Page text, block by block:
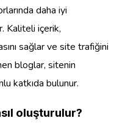
daha iyi
Kaliteli içerik,
sağlar ve site trafiğini
bloglar, sitenin
katkıda bulunur.
oluşturulur?